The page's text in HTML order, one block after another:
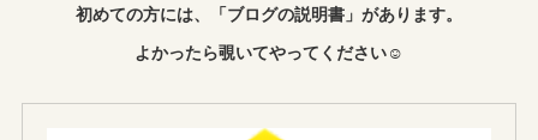
初めての方には、「ブログの説明書」があります。
よかったら覗いてやってください☺︎